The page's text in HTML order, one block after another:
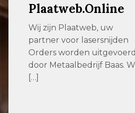
Laserparts – De
Monopartner van
Nederland
De Monopartner van
Nederland Laserparts is
gespecialiseerd